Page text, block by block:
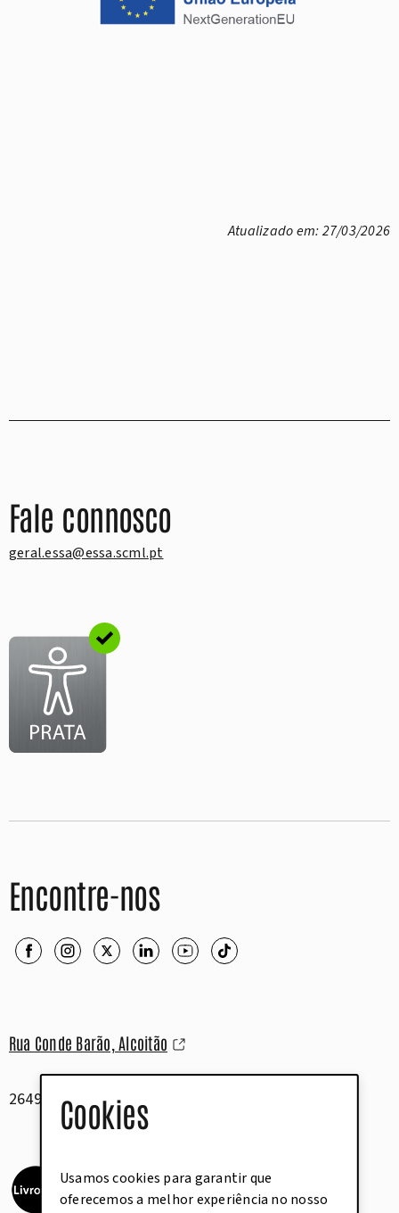
Cookies
Usamos cookies para garantir que
oferecemos a melhor experiência no nosso
Atualizado em: 27/03/2026
Fale connosco
geral.essa@essa.scml.pt
Encontre-nos
Rua Conde Barão, Alcoitão
2649-506 Alcabideche